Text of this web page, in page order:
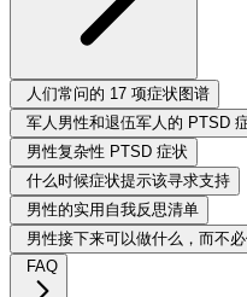
人们常问的 17 项症状图谱
军人男性和退伍军人的 PTSD
男性复杂性 PTSD 症状
什么时候症状提示该寻求支持
男性的实用自我反思清单
男性接下来可以做什么，而不
FAQ